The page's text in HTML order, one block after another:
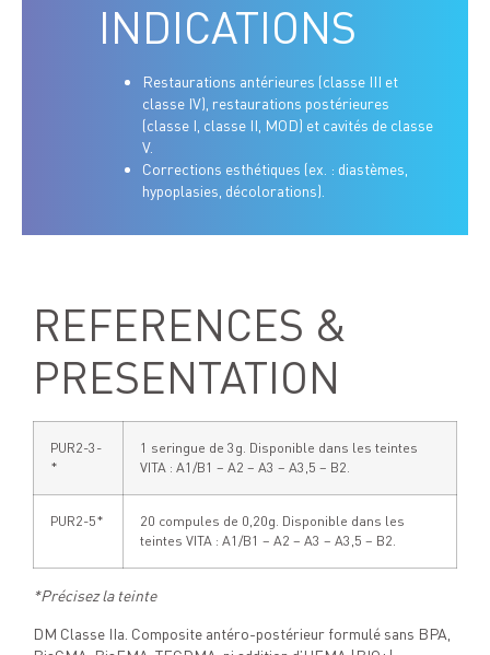
INDICATIONS
Restaurations antérieures (classe III et
classe IV), restaurations postérieures
(classe I, classe II, MOD) et cavités de classe
V.
Corrections esthétiques (ex. : diastèmes,
hypoplasies, décolorations).
REFERENCES &
PRESENTATION
PUR2-3-
*
1 seringue de 3g. Disponible dans les teintes
VITA : A1/B1 – A2 – A3 – A3,5 – B2.
PUR2-5*
20 compules de 0,20g. Disponible dans les
teintes VITA : A1/B1 – A2 – A3 – A3,5 – B2.
*Précisez la teinte
DM Classe IIa. Composite antéro-postérieur formulé sans BPA,